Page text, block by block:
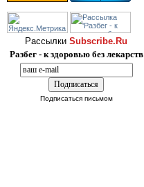
Рассылки Subscribe.Ru
Разбег - к здоровью без лекарств
Подписаться письмом